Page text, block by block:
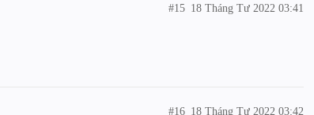
18 Tháng Tư 2022 03:41
#15
18 Tháng Tư 2022 03:42
#16